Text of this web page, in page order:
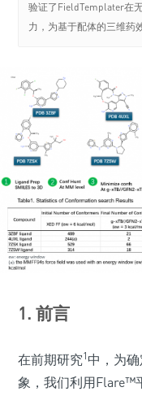
验证了FieldTemplater在
力，为基于配体的三维药
1. 前言
在前期研究1 中，为
象，我们利用Flare™